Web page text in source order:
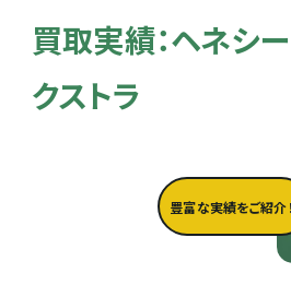
買取実績：ヘネシ
クストラ
豊富な実績をご紹介！